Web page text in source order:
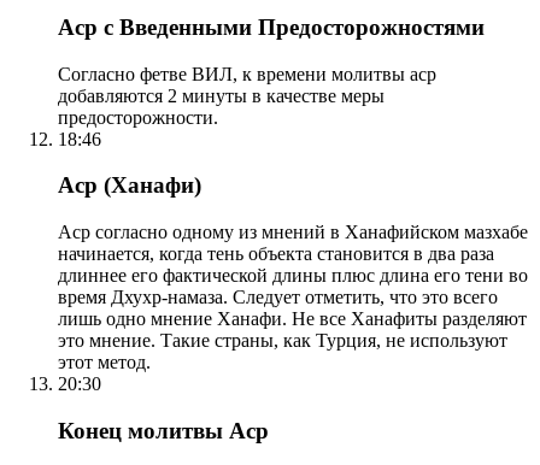
Аср с Введенными Предосторожностями
Согласно фетве ВИЛ, к времени молитвы аср
добавляются 2 минуты в качестве меры
предосторожности.
18:46
Аср (Ханафи)
Аср согласно одному из мнений в Ханафийском мазхабе
начинается, когда тень объекта становится в два раза
длиннее его фактической длины плюс длина его тени во
время Дхухр-намаза. Следует отметить, что это всего
лишь одно мнение Ханафи. Не все Ханафиты разделяют
это мнение. Такие страны, как Турция, не используют
этот метод.
20:30
Конец молитвы Аср